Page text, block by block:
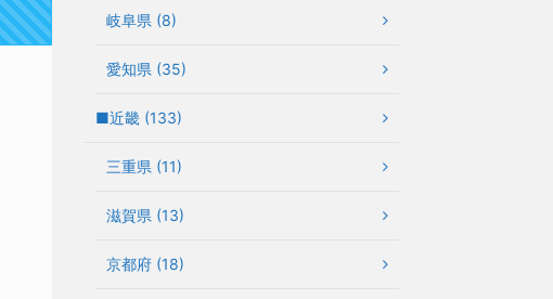
岐阜県 (8)
愛知県 (35)
■近畿 (133)
三重県 (11)
滋賀県 (13)
京都府 (18)